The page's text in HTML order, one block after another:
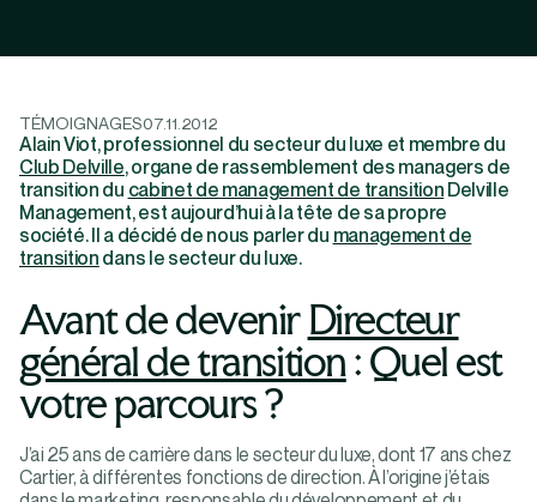
TÉMOIGNAGES07.11.2012
Alain Viot, professionnel du secteur du luxe et membre du
Club Delville, organe de rassemblement des managers de
transition du cabinet de management de transition Delville
Management, est aujourd’hui à la tête de sa propre
société. Il a décidé de nous parler du management de
transition dans le secteur du luxe.
Avant de devenirDirecteur
général de transition: Quel est
votre parcours ?
J’ai 25 ans de carrière dans le secteur du luxe, dont 17 ans chez
Cartier, à différentes fonctions de direction. À l’origine j’étais